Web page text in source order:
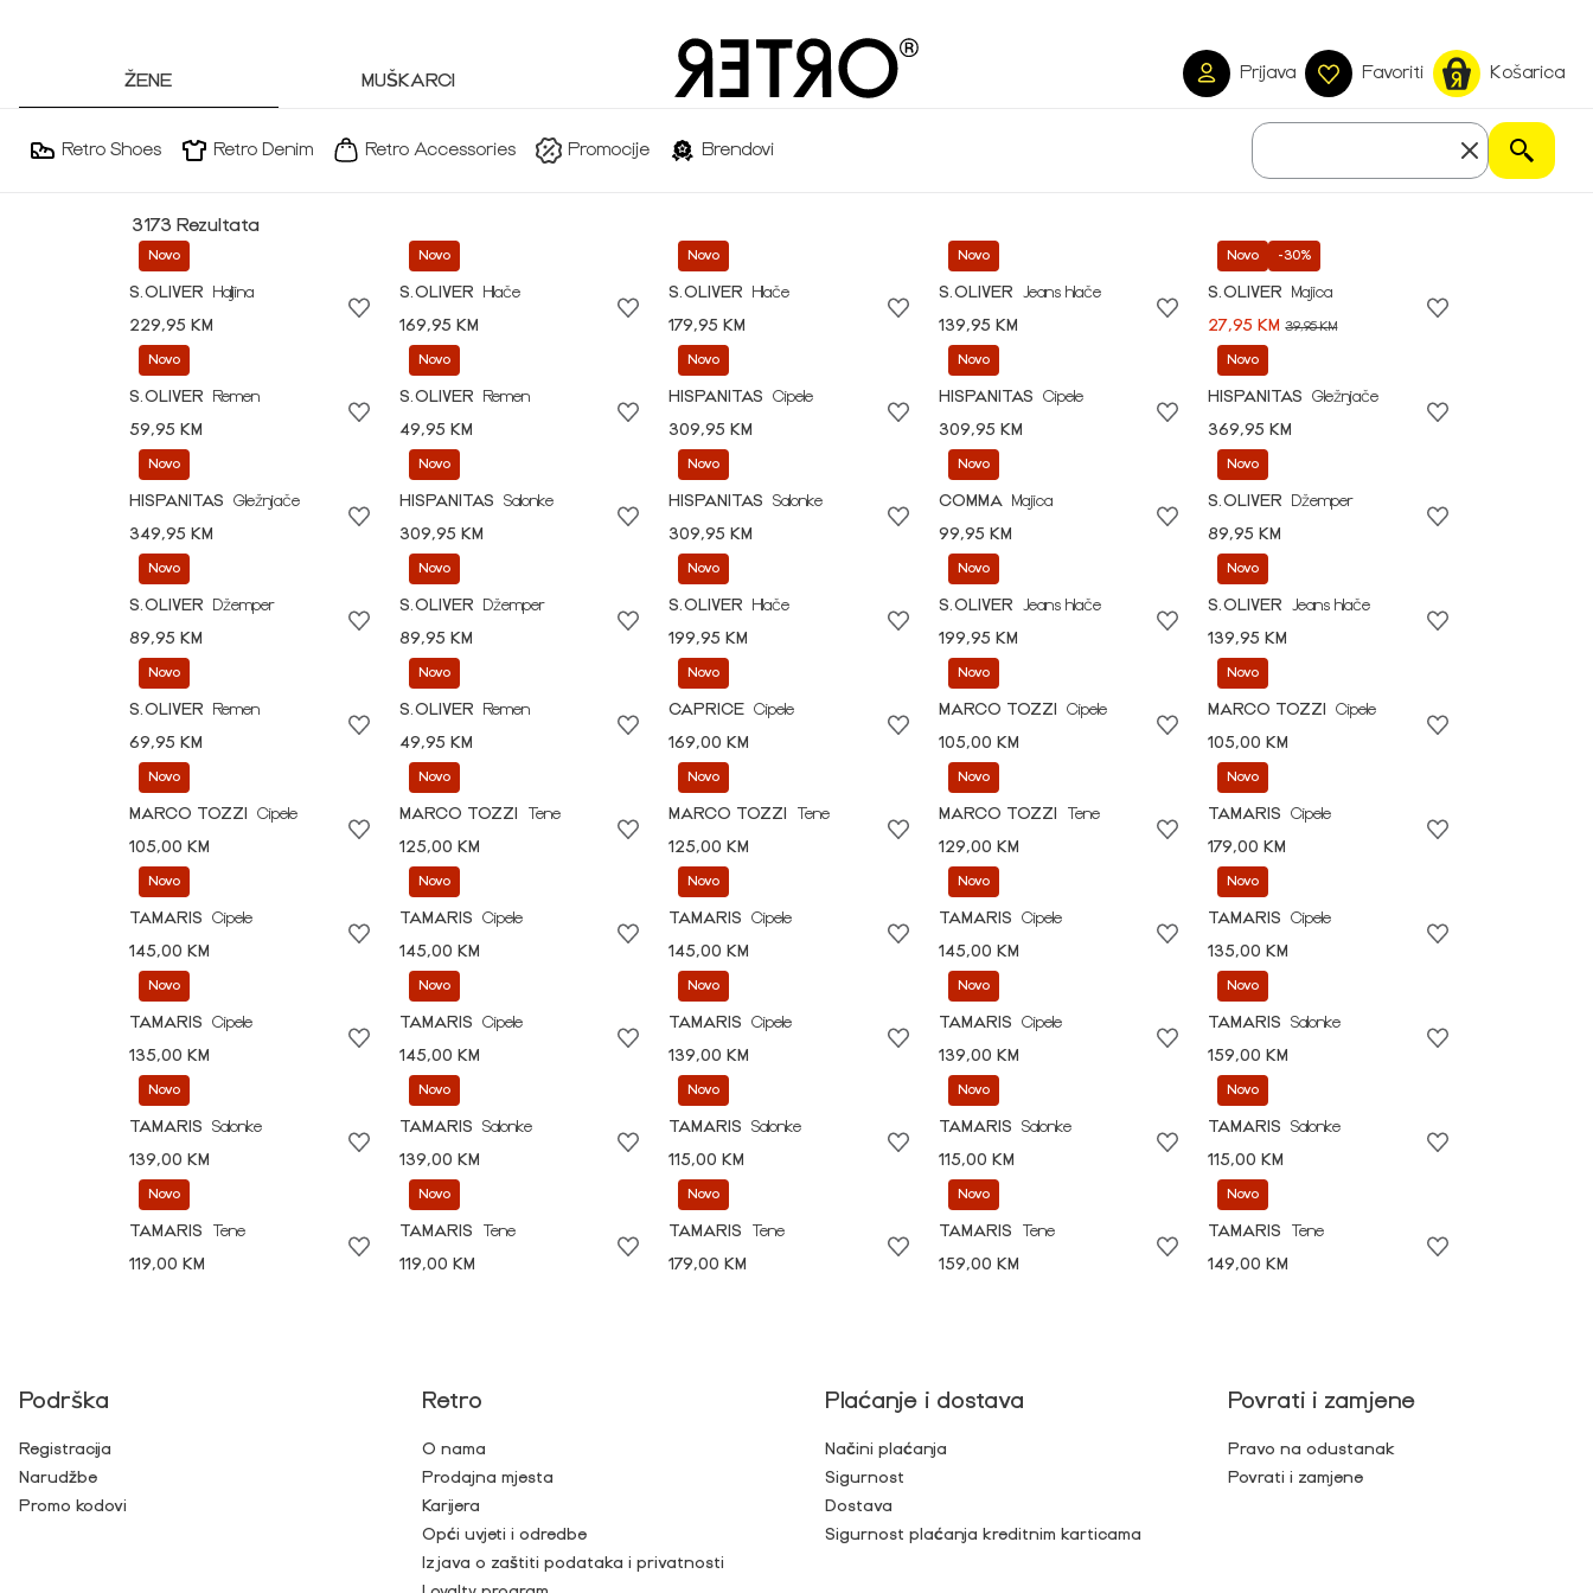
ŽENE MUŠKARCI Prijava Favoriti Košarica
Retro Shoes Retro Denim Retro Accessories Promocije Brendovi
3173 Rezultata
Novo
S.OLIVER
Haljina
229,95 KM
Novo
S.OLIVER
Hlače
169,95 KM
Novo
S.OLIVER
Hlače
179,95 KM
Novo
S.OLIVER
Jeans hlače
139,95 KM
Novo -30%
S.OLIVER
Majica
27,95 KM39,95 KM
Novo
S.OLIVER
Remen
59,95 KM
Novo
S.OLIVER
Remen
49,95 KM
Novo
HISPANITAS
Cipele
309,95 KM
Novo
HISPANITAS
Cipele
309,95 KM
Novo
HISPANITAS
Gležnjače
369,95 KM
Novo
HISPANITAS
Gležnjače
349,95 KM
Novo
HISPANITAS
Salonke
309,95 KM
Novo
HISPANITAS
Salonke
309,95 KM
Novo
COMMA
Majica
99,95 KM
Novo
S.OLIVER
Džemper
89,95 KM
Novo
S.OLIVER
Džemper
89,95 KM
Novo
S.OLIVER
Džemper
89,95 KM
Novo
S.OLIVER
Hlače
199,95 KM
Novo
S.OLIVER
Jeans hlače
199,95 KM
Novo
S.OLIVER
Jeans hlače
139,95 KM
Novo
S.OLIVER
Remen
69,95 KM
Novo
S.OLIVER
Remen
49,95 KM
Novo
CAPRICE Cipele
169,00 KM
Novo
MARCO TOZZI
Cipele
105,00 KM
Novo
MARCO TOZZI
Cipele
105,00 KM
Novo
MARCO TOZZI
Cipele
105,00 KM
Novo
MARCO TOZZI
Tene
125,00 KM
Novo
MARCO TOZZI
Tene
125,00 KM
Novo
MARCO TOZZI
Tene
129,00 KM
Novo
TAMARIS
Cipele
179,00 KM
Novo
TAMARIS
Cipele
145,00 KM
Novo
TAMARIS
Cipele
145,00 KM
Novo
TAMARIS
Cipele
145,00 KM
Novo
TAMARIS
Cipele
145,00 KM
Novo
TAMARIS
Cipele
135,00 KM
Novo
TAMARIS
Cipele
135,00 KM
Novo
TAMARIS
Cipele
145,00 KM
Novo
TAMARIS
Cipele
139,00 KM
Novo
TAMARIS
Cipele
139,00 KM
Novo
TAMARIS
Salonke
159,00 KM
Novo
TAMARIS
Salonke
139,00 KM
Novo
TAMARIS
Salonke
139,00 KM
Novo
TAMARIS
Salonke
115,00 KM
Novo
TAMARIS
Salonke
115,00 KM
Novo
TAMARIS
Salonke
115,00 KM
Novo
TAMARIS
Tene
119,00 KM
Novo
TAMARIS
Tene
119,00 KM
Novo
TAMARIS
Tene
179,00 KM
Novo
TAMARIS
Tene
159,00 KM
Novo
TAMARIS
Tene
149,00 KM
Podrška
Registracija
Narudžbe
Promo kodovi
Retro
O nama
Prodajna mjesta
Karijera
Opći uvjeti i odredbe
Izjava o zaštiti podataka i privatnosti
Plaćanje i dostava
Načini plaćanja
Sigurnost
Dostava
Sigurnost plaćanja kreditnim karticama
Povrati i zamjene
Pravo na odustanak
Povrati i zamjene